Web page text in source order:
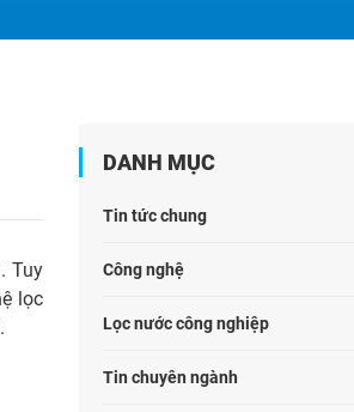
Tuy
lọc
DANH MỤC
Tin tức chung
Công nghệ
Lọc nước công nghiệp
Tin chuyên ngành